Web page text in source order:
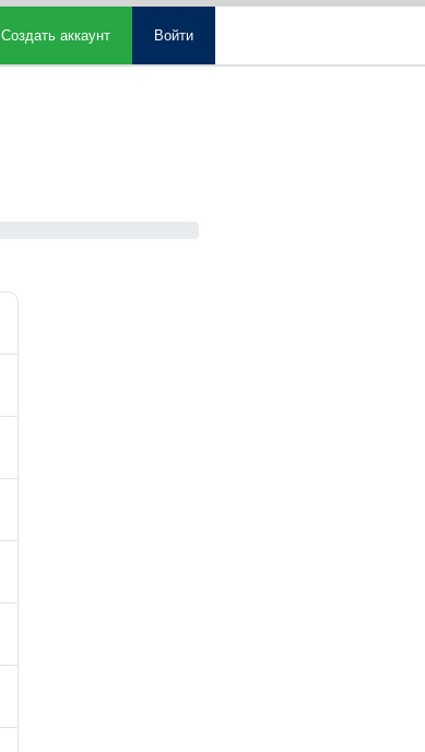
Создать аккаунт Войти